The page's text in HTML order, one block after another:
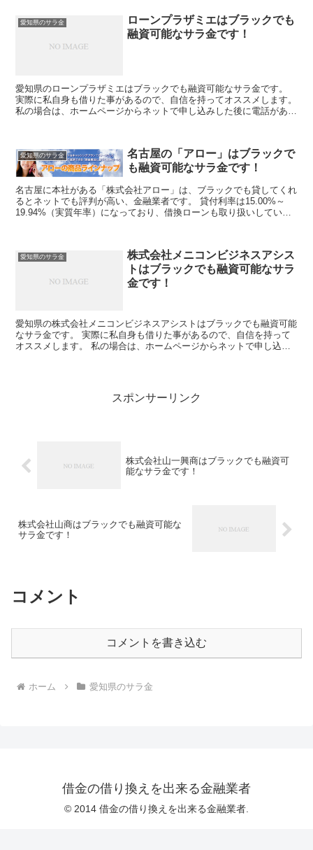
愛知県のサラ金
ローンプラザミエはブラックでも
融資可能なサラ金です！
愛知県のローンプラザミエはブラックでも融資可能なサラ金です。
実際に私自身も借りた事があるので、自信を持ってオススメします。
私の場合は、ホームページからネットで申し込みした後に電話があ
愛知県のサラ金
名古屋の「アロー」はブラックで
も融資可能なサラ金です！
名古屋に本社がある「株式会社アロー」は、ブラックでも貸してくれ
るとネットでも評判が高い、金融業者です。 貸付利率は15.00%～
19.94%（実質年率）になっており、借換ローンも取り扱いしている
愛知県のサラ金
株式会社メニコンビジネスアシス
トはブラックでも融資可能なサラ
金です！
愛知県の株式会社メニコンビジネスアシストはブラックでも融資可能
なサラ金です。 実際に私自身も借りた事があるので、自信を持って
オススメします。 私の場合は、ホームページからネットで申し込み
スポンサーリンク
株式会社山一興商はブラックでも融資可
能なサラ金です！
株式会社山商はブラックでも融資可能な
サラ金です！
コメント
コメントを書き込む
ホーム 愛知県のサラ金
借金の借り換えを出来る金融業者
© 2014 借金の借り換えを出来る金融業者.